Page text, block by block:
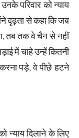
परिवार को न्याय
दृढ़ता से कहा कि जब
तब तक वे चैन से नहीं
में चाहे उन्हें कितनी
पड़े, वे पीछे हटने
न्याय दिलाने के लिए